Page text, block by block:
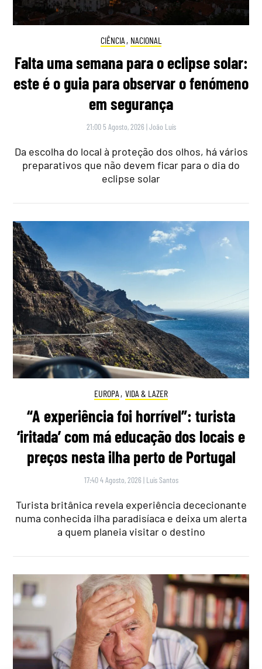
CIÊNCIA , NACIONAL
Falta uma semana para o eclipse solar:
este é o guia para observar o fenómeno
em segurança
21:00 5 Agosto, 2026 |João Luís
Da escolha do local à proteção dos olhos, há vários
preparativos que não devem ficar para o dia do
eclipse solar
EUROPA , VIDA & LAZER
“A experiência foi horrível”: turista
‘iritada’ com má educação dos locais e
preços nesta ilha perto de Portugal
17:40 4 Agosto, 2026 | Luís Santos
Turista britânica revela experiência dececionante
numa conhecida ilha paradisíaca e deixa um alerta
a quem planeia visitar o destino